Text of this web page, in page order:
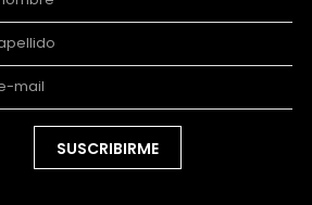
SUSCRIBIRME